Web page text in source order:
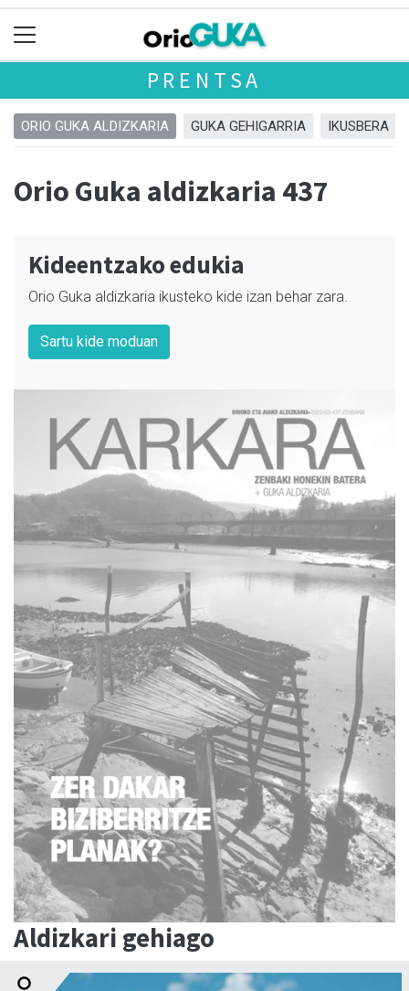
PRENTSA
ORIO GUKA ALDIZKARIA GUKA GEHIGARRIA IKUSBERA
Orio Guka aldizkaria 437
Kideentzako edukia
Orio Guka aldizkaria ikusteko kide izan behar zara.
Sartu kide moduan
Aldizkari gehiago